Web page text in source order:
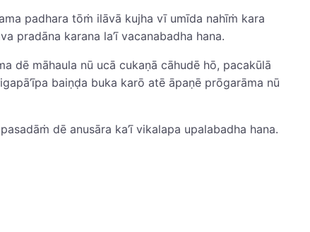
padhara tōṁ ilāvā kujha vī umīda nahīṁ kara
pradāna karana la’ī vacanabadha hana.
dē māhaula nū ucā cukaṇā cāhudē hō, pacakūlā
baiṇḍa buka karō atē āpaṇē prōgarāma nū
dē anusāra ka’ī vikalapa upalabadha hana.